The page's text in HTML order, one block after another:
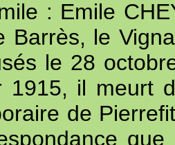
: Emile
Barrès, le
le 28
1915, il meurt
de